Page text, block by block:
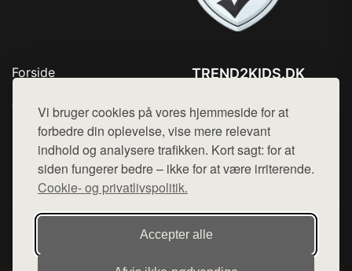
Vi bruger cookies på vores hjemmeside for at
forbedre din oplevelse, vise mere relevant
indhold og analysere trafikken. Kort sagt: for at
siden fungerer bedre – ikke for at være irriterende.
Cookie- og privatlivspolitik.
Accepter alle
Forside
Top Rabatter
Blog
Kontakt
TREND2KIDS.DK
Mail: hej@want.dk
Cookie- og privatlivspolitik
Denne side er en del af want.dk, der udgiver en række
hjemmesider med præsentation af forskellige produkter fra
diverse webshops. Der sælges ikke varer fra denne side - vi